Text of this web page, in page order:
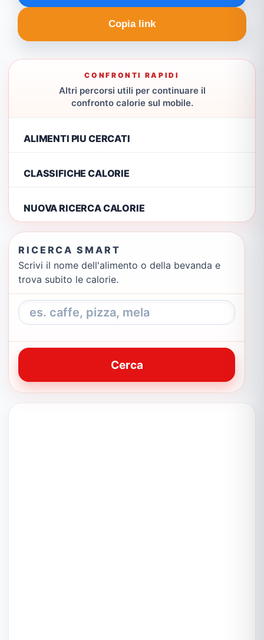
Copia link
CONFRONTI RAPIDI
Altri percorsi utili per continuare il
confronto calorie sul mobile.
ALIMENTI PIU CERCATI
CLASSIFICHE CALORIE
NUOVA RICERCA CALORIE
RICERCA SMART
Scrivi il nome dell'alimento o della bevanda e
trova subito le calorie.
Cerca